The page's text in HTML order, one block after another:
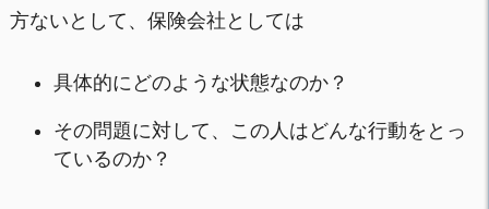
方ないとして、保険会社としては
具体的にどのような状態なのか？
その問題に対して、この人はどんな行動をとっ
ているのか？